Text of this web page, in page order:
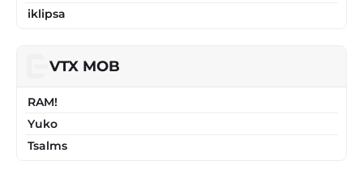
iklipsa
VTX MOB
RAM!
Yuko
Tsalms